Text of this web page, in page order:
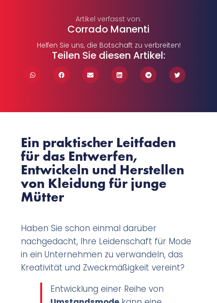
Artikel verfasst von:
Corrado Manenti
Helfen Sie uns, die Botschaft zu verbreiten!
Teilen Sie diesen Artikel:
Ein praktischer Leitfaden
für das Entwerfen,
Entwickeln und Herstellen
von Kleidung für junge
Mütter
Haben Sie schon einmal darüber
nachgedacht, Ihre Leidenschaft für Mode
in ein Unternehmen zu verwandeln, das
Kreativität und Zweckmäßigkeit vereint?
Entwicklung einer Reihe von